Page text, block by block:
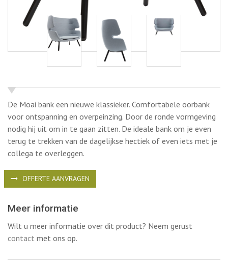
De Moai bank een nieuwe klassieker. Comfortabele oorbank
nodig hij uit om in te gaan zitten. De ideale bank om je even
terug te trekken van de dagelijkse hectiek of even iets met je
collega te overleggen.